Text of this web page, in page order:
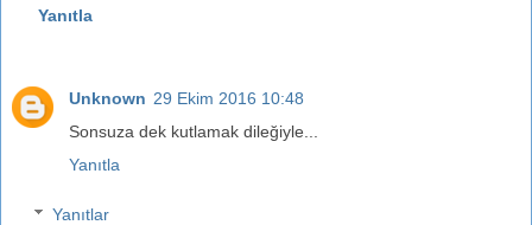
Yanıtla
Unknown 29 Ekim 2016 10:48
Sonsuza dek kutlamak dileğiyle...
Yanıtla
Yanıtlar